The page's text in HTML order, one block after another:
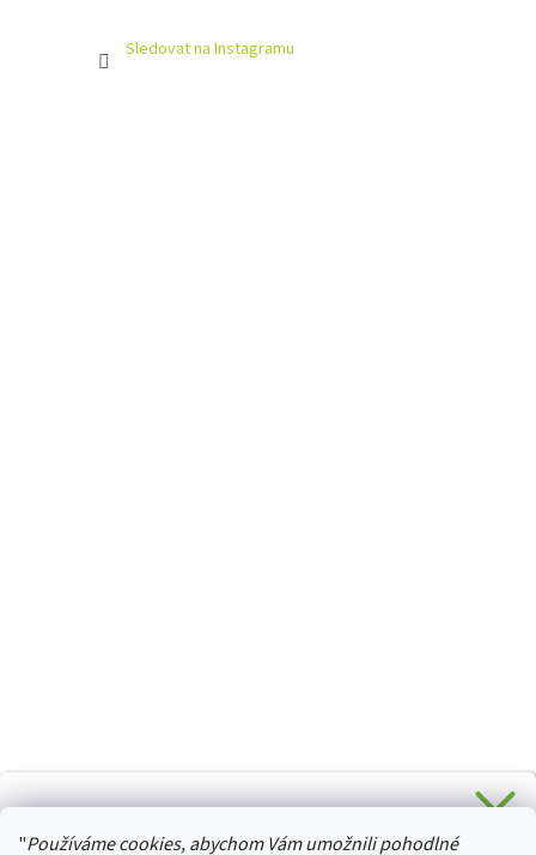
"Používáme cookies, abychom Vám umožnili pohodlné
Sledovat na Instagramu
HURTTA-COLLECTION.CZ
Stačí se přihlásit k odběru novinek z našeho obchodu a je